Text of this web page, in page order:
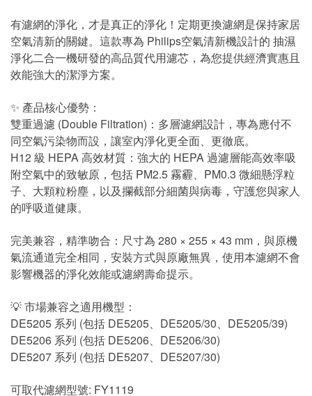
有濾網的淨化，才是真正的淨化！定期更換濾網是保持家居
空氣清新的關鍵。這款專為 Philips空氣清新機設計的 抽濕
淨化二合一機研發的高品質代用濾芯，為您提供經濟實惠且
效能強大的潔淨方案。
✨ 產品核心優勢：
雙重過濾 (Double Filtration)：多層濾網設計，專為應付不
同空氣污染物而設，讓室內淨化更全面、更徹底。
H12 級 HEPA 高效材質：強大的 HEPA 過濾層能高效率吸
附空氣中的致敏原，包括 PM2.5 霧霾、PM0.3 微細懸浮粒
子、大顆粒粉塵，以及攔截部分細菌與病毒，守護您與家人
的呼吸道健康。
完美兼容，精準吻合：尺寸為 280 × 255 × 43 mm，與原機
氣流通道完全相同，安裝方式與原廠無異，使用本濾網不會
影響機器的淨化效能或濾網壽命提示。
💡 市場兼容之適用機型：
DE5205 系列 (包括 DE5205、DE5205/30、DE5205/39)
DE5206 系列 (包括 DE5206、DE5206/30)
DE5207 系列 (包括 DE5207、DE5207/30)
可取代濾網型號: FY1119